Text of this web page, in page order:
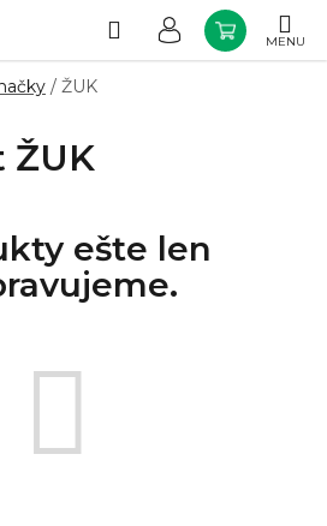
Hľadať
KOŠÍK
/ ŽUK
ŽUK
ešte len